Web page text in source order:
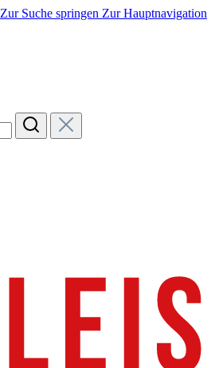
Zur Suche springen Zur Hauptnavigation